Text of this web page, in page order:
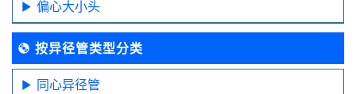
偏心大小头
按异径管类型分类
同心异径管